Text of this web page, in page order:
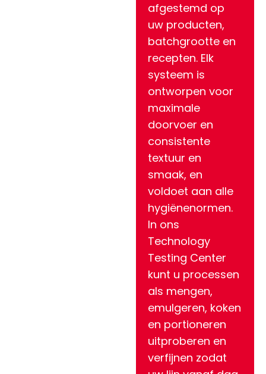
afgestemd op
uw producten,
batchgrootte en
recepten. Elk
systeem is
ontworpen voor
maximale
doorvoer en
consistente
textuur en
smaak, en
voldoet aan alle
hygiënenormen.
In ons
Technology
Testing Center
kunt u processen
als mengen,
emulgeren, koken
en portioneren
uitproberen en
verfijnen zodat